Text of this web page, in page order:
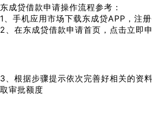
东成贷借款申请操作流程参考：
1、手机应用市场下载东成贷APP，注册
2、在东成贷借款申请首页，点击立即
3、根据步骤提示依次完善好相关的资
取审批额度